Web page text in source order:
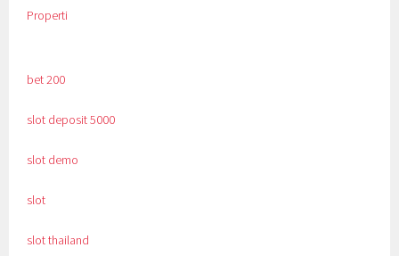
Properti
bet 200
slot deposit 5000
slot demo
slot
slot thailand